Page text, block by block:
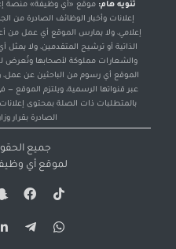
تنويه هام: موقع «أي وظيفة» منصة
إعلانات وأخبار الوظائف الصادرة
إعلامي، ولا يمارس الموقع أي عمل من
الذاتية أو ترشيح المتقدمين، ولا
والشعارات مملوكة لأصحابها وتُعرض
الموقع أي رسوم من الباحثين عن عمل،
عبر قنواتها الرسمية، ويلتزم الموقع —
بالمتطلبات ذات الصلة بمحتوى
الصادرة بقرار
جميع
لموقع أي